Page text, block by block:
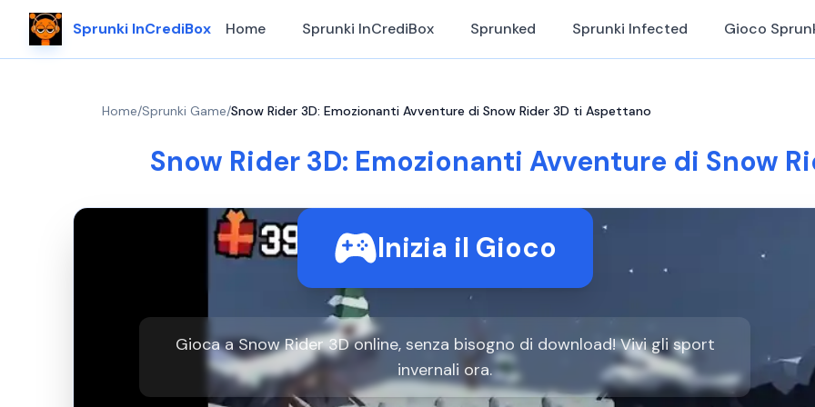
Sprunki InCrediBox Home Sprunki InCrediBox Sprunked Sprunki Infected Gioco
Home/Sprunki Game/Snow Rider 3D: Emozionanti Avventure di Snow Rider 3D ti Aspettano
Snow Rider 3D: Emozionanti Avventure di Snow
Inizia il Gioco
Gioca a Snow Rider 3D online, senza bisogno di download! Vivi gli sport
invernali ora.